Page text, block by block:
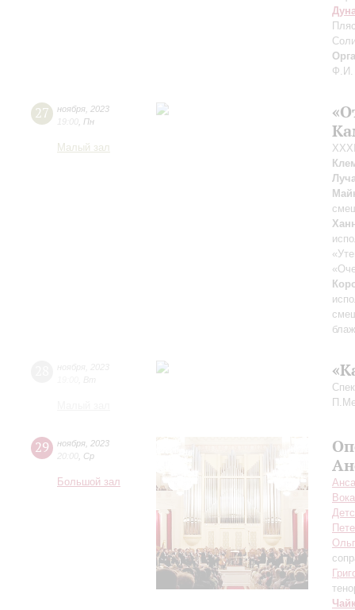
Ф.И.
27 ноября 2023
19:00 Пн
Малый зал
29 ноября 2023
20:00 Ср
Большой зал